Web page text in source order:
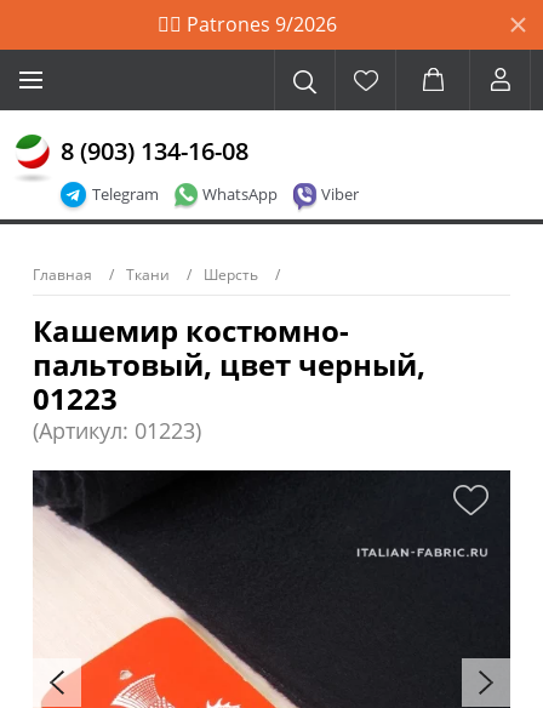
🙋‍♀️ Patrones 9/2026
Telegram WhatsApp Viber
8 (903) 134-16-08
Главная Ткани Шерсть
Кашемир костюмно-
пальтовый, цвет черный,
01223
(Артикул: 01223)